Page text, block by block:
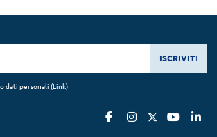
ISCRIVITI
dati personali (Link)